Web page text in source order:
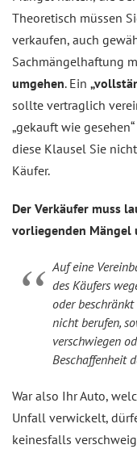
Theoretisch müssen
verkaufen, auch
Sachmängelhaftung
umgehen. Ein
sollte vertraglich
„gekauft wie
diese Klausel Sie
Käufer.
Der Verkäufer muss
vorliegenden Mängel
Auf eine
des Käufers
oder
nicht berufen,
verschwiegen
Beschaffenheit
War also Ihr Auto,
Unfall verwickelt,
keinesfalls